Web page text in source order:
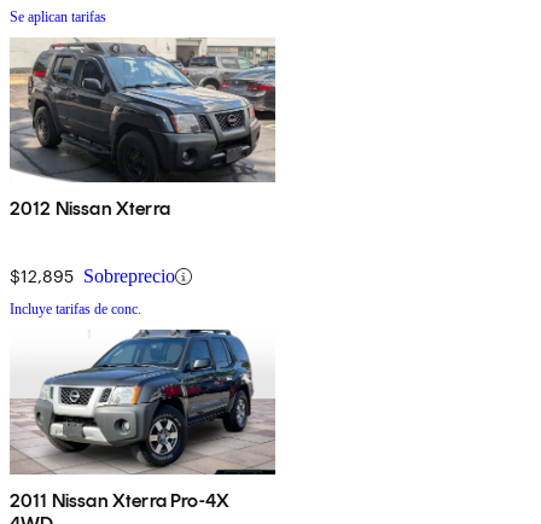
Se aplican tarifas
2012 Nissan Xterra
$12,895 Sobreprecio
Incluye tarifas de conc.
2011 Nissan Xterra Pro-4X